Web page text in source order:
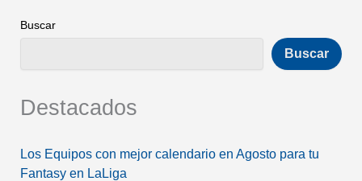
Buscar
Buscar
Destacados
Los Equipos con mejor calendario en Agosto para tu
Fantasy en LaLiga